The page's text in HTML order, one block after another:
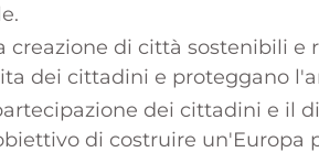
uguaglianza, diritti e valori
creazione di città sostenibili e
dei cittadini e proteggano
dei cittadini e il
di costruire un'Europa